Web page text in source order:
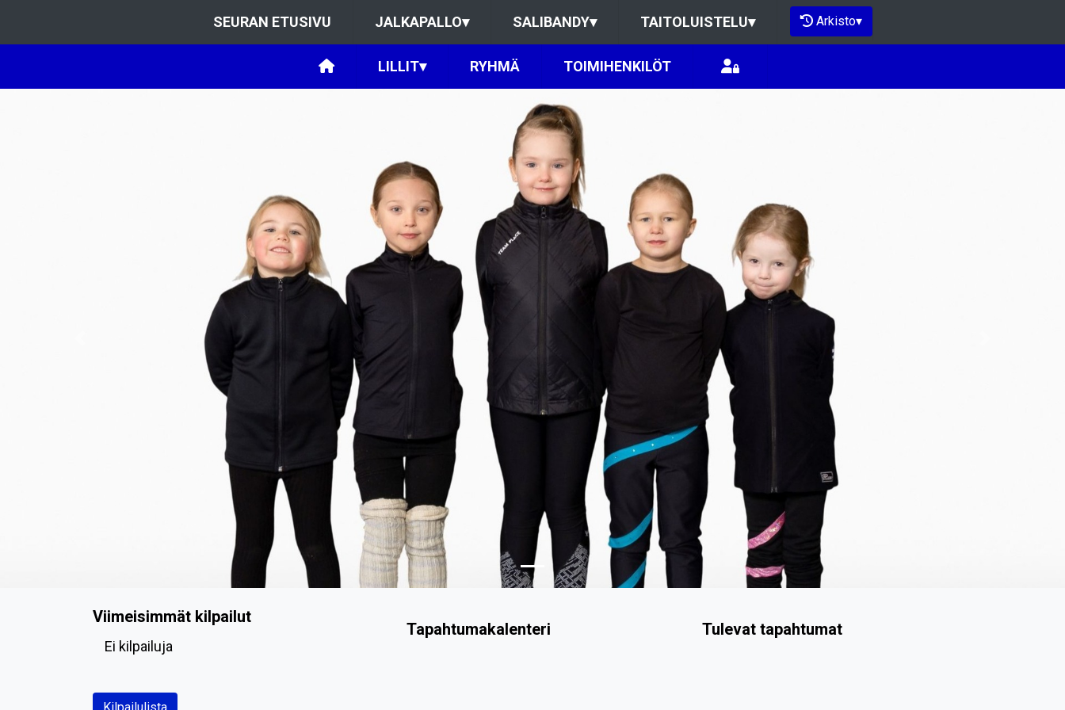
SEURAN ETUSIVU JALKAPALLO▾ SALIBANDY▾ TAITOLUISTELU▾ Arkisto▾
LILLIT▾ RYHMÄ TOIMIHENKILÖT
Viimeisimmät kilpailut
Ei kilpailuja
Tapahtumakalenteri Tulevat tapahtumat